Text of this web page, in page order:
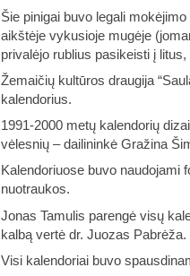
Šie pinigai buvo legali
aikštėje vykusioje mugėje
privalėjo rublius pasikeisti į
Žemaičių kultūros draugija
kalendorius.
1991-2000 metų kalendorių
vėlesnių – dailininkė Gražina
Kalendoriuose buvo naudojami
nuotraukos.
Jonas Tamulis parengė visų
kalbą vertė dr. Juozas Pabrėža.
Visi kalendoriai buvo